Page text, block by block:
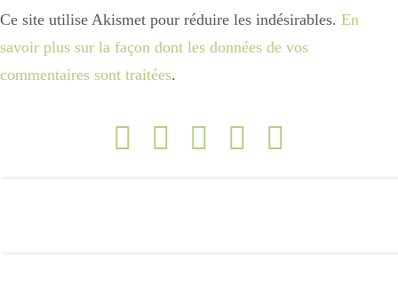
Ce site utilise Akismet pour réduire les indésirables. En
savoir plus sur la façon dont les données de vos
commentaires sont traitées.